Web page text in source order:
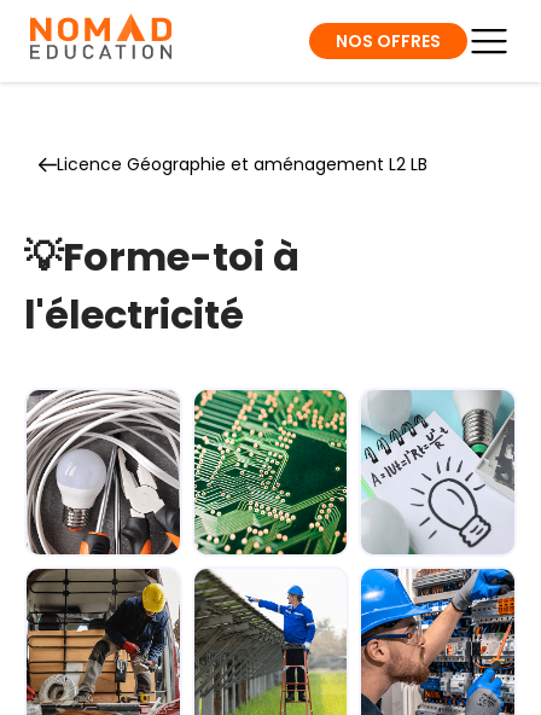
NOS OFFRES
Licence Géographie et aménagement L2 LB
💡Forme-toi à
l'électricité
Module 1 - Les
bases de
l'électricité
Explorer le
circuit
électriqu...
Module 3 -
Manipuler les
principales for...